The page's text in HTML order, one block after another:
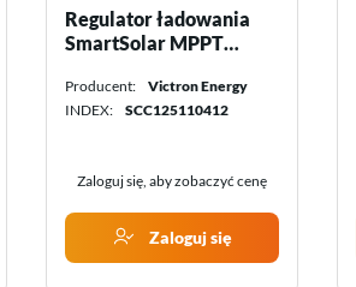
Regulator ładowania
SmartSolar MPPT
Victron Energy
Producent:
Victron Energy
INDEX:
SCC125110412
Zaloguj się, aby zobaczyć cenę
Zaloguj się